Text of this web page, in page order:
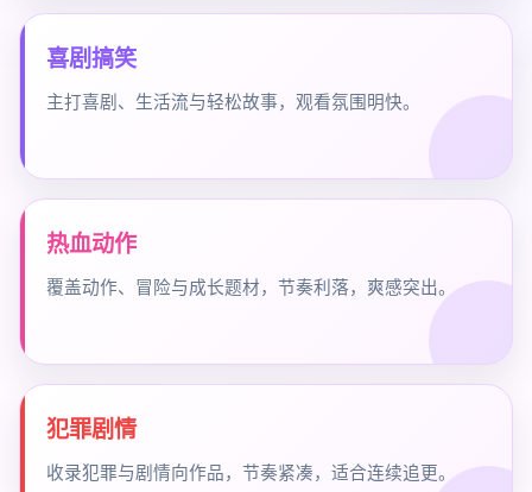
喜剧搞笑
主打喜剧、生活流与轻松故事，观看氛围明快。
热血动作
覆盖动作、冒险与成长题材，节奏利落，爽感突出。
犯罪剧情
收录犯罪与剧情向作品，节奏紧凑，适合连续追更。